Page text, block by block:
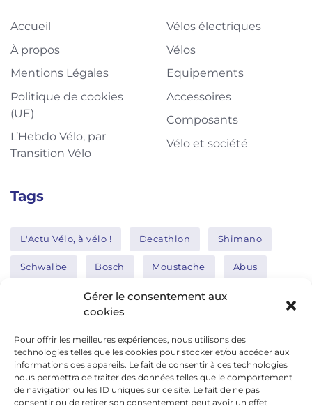
Gérer le consentement aux
cookies
Pour offrir les meilleures expériences, nous utilisons des
technologies telles que les cookies pour stocker et/ou accéder aux
informations des appareils. Le fait de consentir à ces technologies
nous permettra de traiter des données telles que le comportement
de navigation ou les ID uniques sur ce site. Le fait de ne pas
consentir ou de retirer son consentement peut avoir un effet
Accueil
À propos
Mentions Légales
Politique de cookies
(UE)
L’Hebdo Vélo, par
Transition Vélo
Vélos électriques
Vélos
Equipements
Accessoires
Composants
Vélo et société
Tags
L'Actu Vélo, à vélo ! Decathlon Shimano
Schwalbe Bosch Moustache Abus
Thule Nakamura
Réseaux sociaux
google news